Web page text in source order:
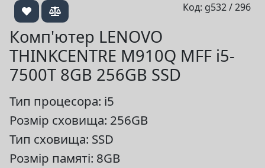
Код: g532 / 296
Комп'ютер LENOVO
THINKCENTRE M910Q MFF i5-
7500T 8GB 256GB SSD
Тип процесора: i5
Розмір сховища: 256GB
Тип сховища: SSD
Розмір памяті: 8GB